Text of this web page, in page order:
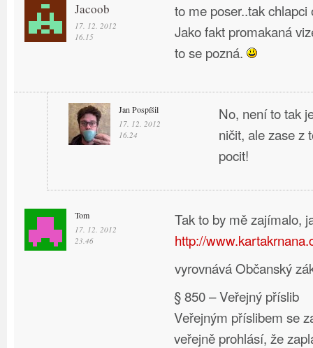
Jacoob
17. 12. 2012
16.15
to me poser..tak
Jako fakt promakaná
to se pozná.
Jan Pospíšil
17. 12. 2012
16.24
No, není to tak
ničit, ale zase z
pocit!
Tom
17. 12. 2012
23.46
Tak to by mě zajímalo,
http://
vyrovnává Občanský
§ 850 – Veřejný příslib
Veřejným příslibem se
veřejně prohlásí, že